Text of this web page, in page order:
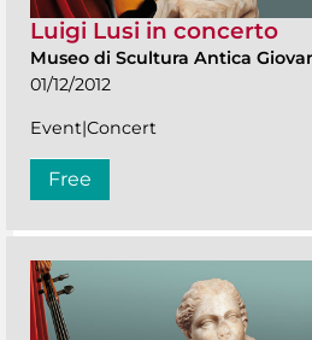
Luigi Lusi in concerto
Museo di Scultura Antica
01/12/2012
Event|Concert
Free